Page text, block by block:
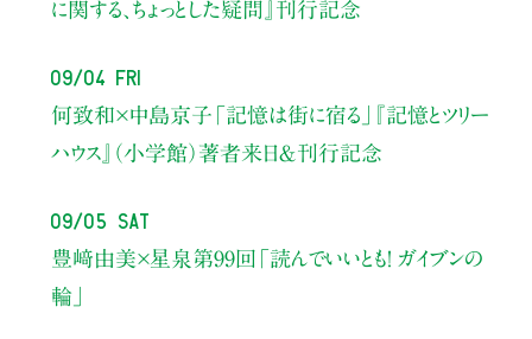
に関する、ちょっとした疑問』刊行記念
09/04 Fri
何致和×中島京子 「記憶は街に宿る」
『記憶とツリー
ハウス』（小学館）著者来日＆刊行記念
09/05 Sat
豊﨑由美×星泉 第99回「読んでいいとも！ ガイブンの
輪」